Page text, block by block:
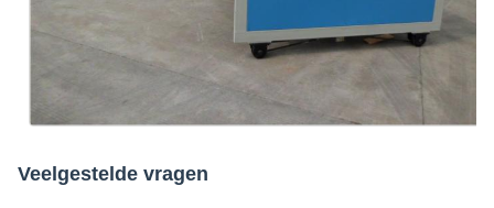
Veelgestelde vragen